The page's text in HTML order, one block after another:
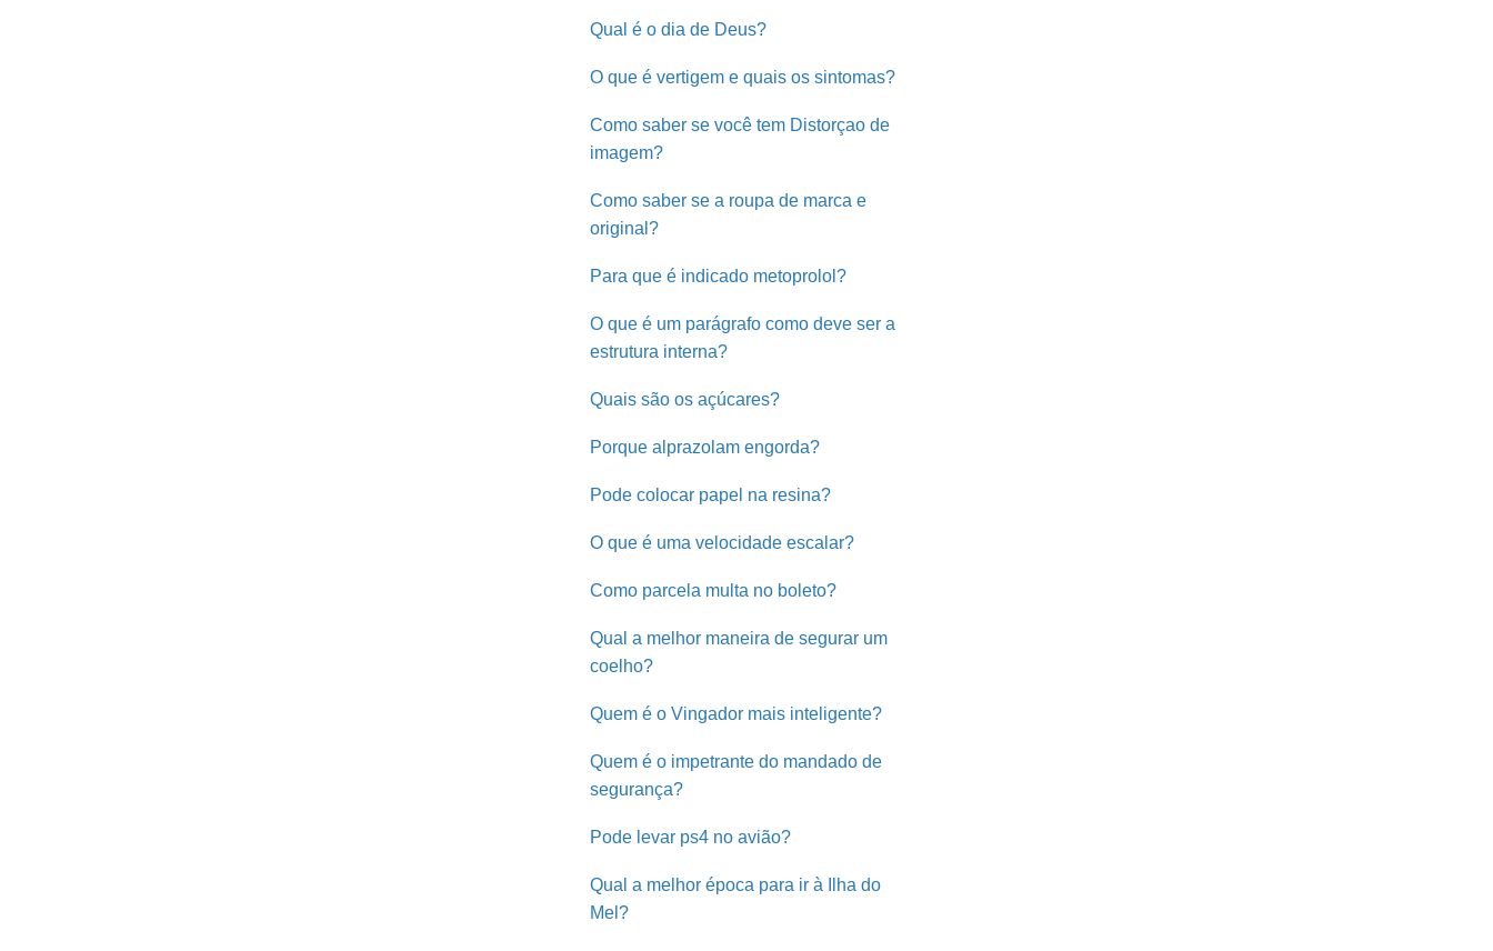
Qual é o dia de Deus?
O que é vertigem e quais os sintomas?
Como saber se você tem Distorçao de
imagem?
Como saber se a roupa de marca e
original?
Para que é indicado metoprolol?
O que é um parágrafo como deve ser a
estrutura interna?
Quais são os açúcares?
Porque alprazolam engorda?
Pode colocar papel na resina?
O que é uma velocidade escalar?
Como parcela multa no boleto?
Qual a melhor maneira de segurar um
coelho?
Quem é o Vingador mais inteligente?
Quem é o impetrante do mandado de
segurança?
Pode levar ps4 no avião?
Qual a melhor época para ir à Ilha do
Mel?